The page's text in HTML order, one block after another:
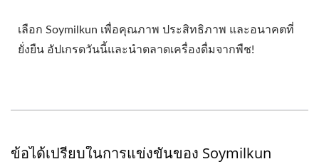
เลือก Soymilkun เพื่อคุณภาพ ประสิทธิภาพ และอนาคตที่
ยั่งยืน อัปเกรดวันนี้และนำตลาดเครื่องดื่มจากพืช!
ข้อได้เปรียบในการแข่งขันของ Soymilkun